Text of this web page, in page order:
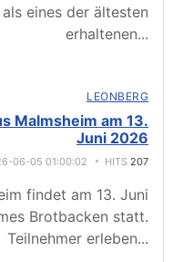
eines der ältesten
erhaltenen...
LEONBERG
Malmsheim am 13.
Juni 2026
06-05 01:00:02 HITS 207
findet am 13. Juni
Brotbacken statt.
Teilnehmer erleben...